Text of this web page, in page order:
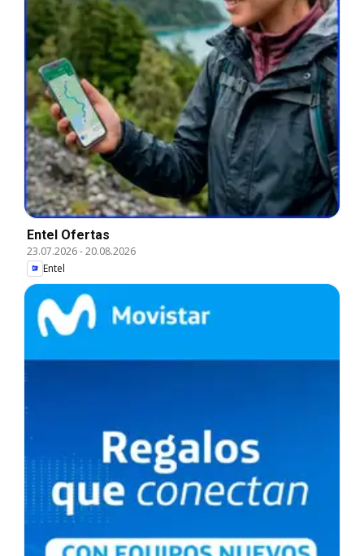
Entel Ofertas
23.07.2026-20.08.2026
Entel